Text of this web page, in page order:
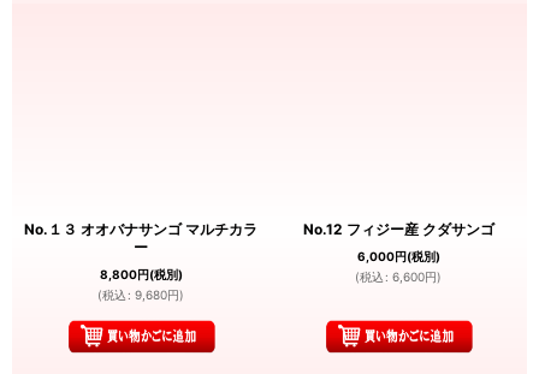
No.１３ オオバナサンゴ マルチカラ
ー
8,800円(税別)
(税込 : 9,680円)
No.12 フィジー産 クダサンゴ
6,000円(税別)
(税込 : 6,600円)